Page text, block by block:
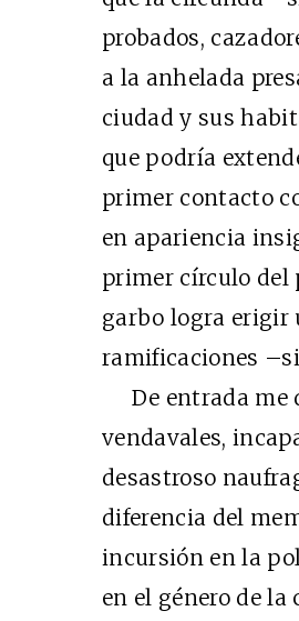
probados,
a la anhelada
ciudad y sus
que podría
primer contacto
en apariencia
primer círculo del
garbo logra erigir
ramificaciones
De entrada me
vendavales,
desastroso
diferencia del
incursión en la
en el género de